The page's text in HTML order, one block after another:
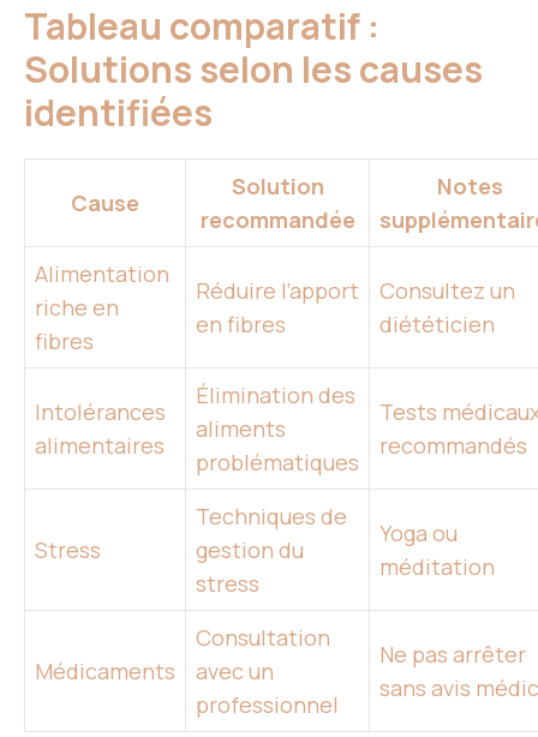
Tableau comparatif :
Solutions selon les causes
identifiées
Cause
Solution
recommandée
Notes
Alimentation
riche en
fibres
Réduire l’apport
en fibres
Consultez un
diététicien
Intolérances
alimentaires
Élimination des
aliments
problématiques
Tests
recommandés
Stress
Techniques de
gestion du
stress
Yoga ou
méditation
Médicaments
Consultation
avec un
professionnel
Ne pas arrêter
sans avis